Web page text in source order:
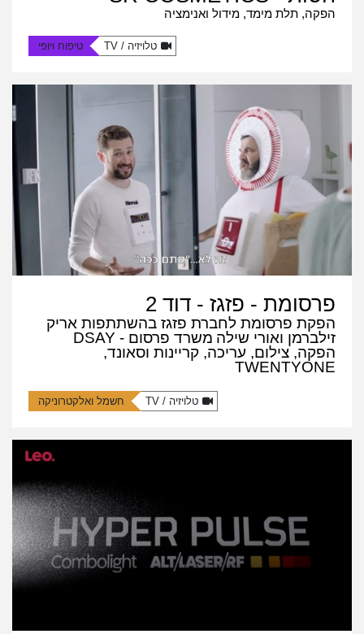
הפקה, תלת מימד, מידול ואנימציה
טלויזיה / TV טיפוח ויופי
פרסומת - פזגז - דוד 2
הפקת פרסומת לחברת פזגז בהשתתפות אריק
זילברמן ואורי שילה משרד פרסום - DSAY
הפקה, צילום, עריכה, קריינות וסאונד,
TWENTYONE
טלויזיה / TV חשמל ואלקטרוניקה